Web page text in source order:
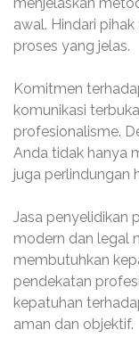
awal. Hindari
proses yang jelas.
Komitmen
komunikasi
profesionalisme.
Anda tidak hanya
juga perlindungan
Jasa penyelidikan
modern dan legal
membutuhkan
pendekatan
kepatuhan
aman dan objektif.